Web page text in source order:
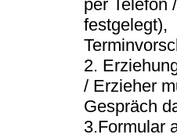
per Telefon
festgelegt),
2.
/ Erzieher
Gespräch
3.Formular